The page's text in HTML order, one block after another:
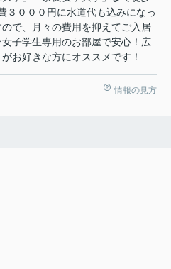
３０００円に水道代も込みになっ
で、月々の費用を抑えてご入居
子学生専用のお部屋で安心！広
お好きな方にオススメです！
情報の見方